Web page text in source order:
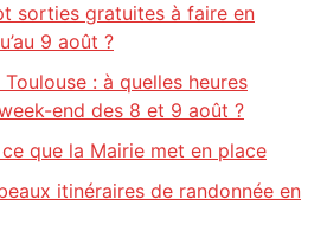
sorties gratuites à faire en
9 août ?
: à quelles heures
end des 8 et 9 août ?
que la Mairie met en place
itinéraires de randonnée en